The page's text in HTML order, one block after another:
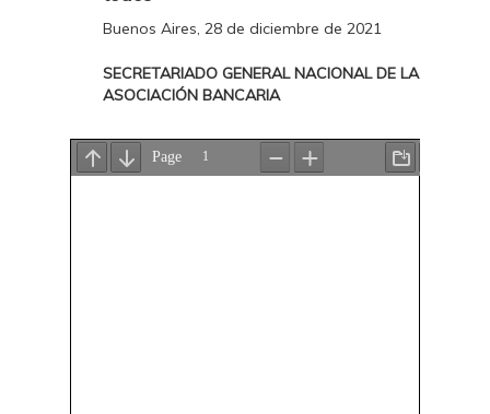
Buenos Aires, 28 de diciembre de 2021
SECRETARIADO GENERAL NACIONAL DE LA
ASOCIACIÓN BANCARIA